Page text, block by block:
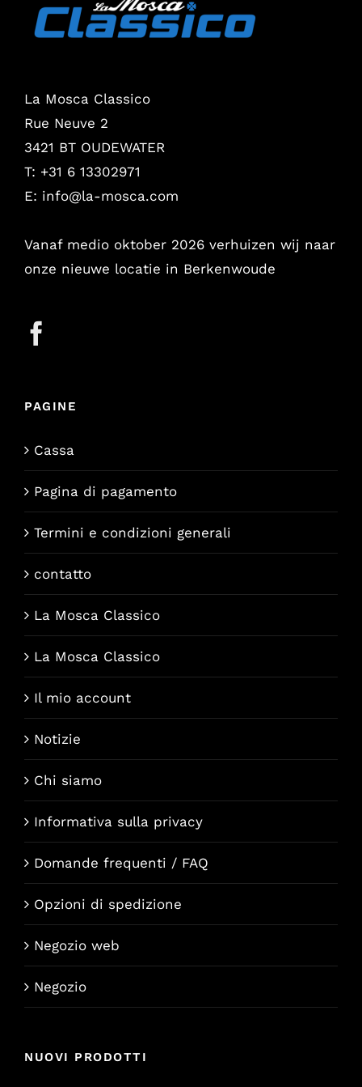
La Mosca Classico
Rue Neuve 2
3421 BT OUDEWATER
T: +31 6 13302971
E: info@la-mosca.com
Vanaf medio oktober 2026 verhuizen wij naar
onze nieuwe locatie in Berkenwoude
PAGINE
Cassa
Pagina di pagamento
Termini e condizioni generali
contatto
La Mosca Classico
La Mosca Classico
Il mio account
Notizie
Chi siamo
Informativa sulla privacy
Domande frequenti / FAQ
Opzioni di spedizione
Negozio web
Negozio
NUOVI PRODOTTI